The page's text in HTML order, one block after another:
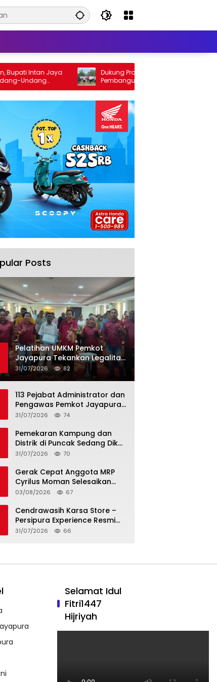
Intan Jaya
MRP
Dukung Program Nasional, Lokasi
Pembangunan Sekolah Rakyat Resmi
Beralih ke Muara Tami Kota Jayapura
Posts
Pelatihan UMKM Pemkot
Jayapura Tekankan Legalitas,
Permodalan, dan Tata Kelola
Usaha
31/07/2026 82
113 Pejabat Administrator dan
Pengawas Pemkot Jayapura
Dilantik, Abisai Rollo Ingatkan
Pelayanan Publik
31/07/2026 74
Pemekaran Kampung dan
Distrik di Puncak Sedang Dikaji
Akademisi, Elvis Tabuni:
Jalan
31/07/2026 70
Gerak Cepat Anggota MRP
Cyrilus Moman Selesaikan
Kasus Dua Mahasiswa Asal
03/08/2026 67
Cendrawasih Karsa Store –
Persipura Experience Resmi
Dibuka di Bandara Sentani,
31/07/2026 66
Selamat Idul
Fitri1447
Hijriyah